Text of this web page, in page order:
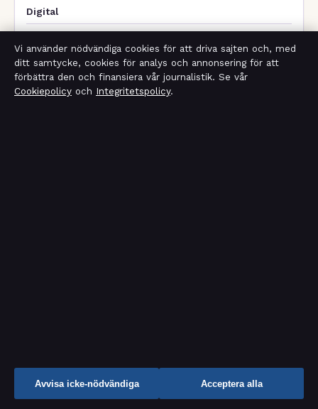
Digital
Filmens rollista
Kändisnyheter
Vi använder nödvändiga cookies för att driva sajten och, med
ditt samtycke, cookies för analys och annonsering för att
förbättra den och finansiera vår journalistik. Se vår
Cookiepolicy och Integritetspolicy.
Avvisa icke-nödvändiga Acceptera alla